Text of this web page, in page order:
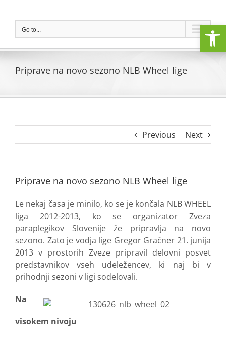
contentGo to...
Priprave na novo sezono NLB Wheel lige
Previous Next
Priprave na novo sezono NLB Wheel lige
Le nekaj časa je minilo, ko se je končala NLB WHEEL
liga 2012-2013, ko se organizator Zveza
paraplegikov Slovenije že pripravlja na novo
sezono. Zato je vodja lige Gregor Gračner 21. junija
2013 v prostorih Zveze pripravil delovni posvet
predstavnikov vseh udeležencev, ki naj bi v
prihodnji sezoni v ligi sodelovali.
Na
visokem nivoju